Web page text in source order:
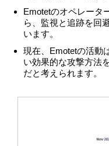
Emotetのオペレータ
ら、監視と追跡を回
います。
現在、Emotetの活動
い効果的な攻撃方法
だと考えられます。